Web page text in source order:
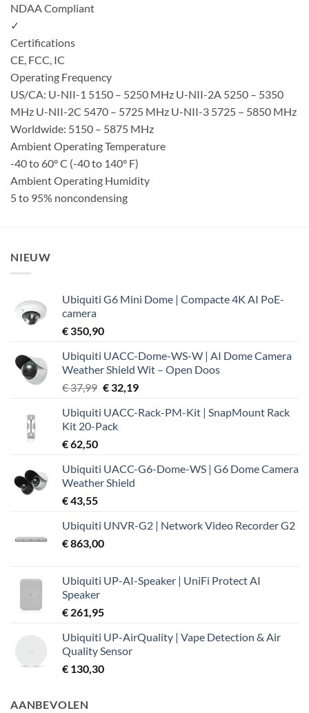
NDAA Compliant
✓
Certifications
CE, FCC, IC
Operating Frequency
US/CA: U-NII-1 5150 – 5250 MHz U-NII-2A 5250 – 5350
MHz U-NII-2C 5470 – 5725 MHz U-NII-3 5725 – 5850 MHz
Worldwide: 5150 – 5875 MHz
Ambient Operating Temperature
-40 to 60° C (-40 to 140° F)
Ambient Operating Humidity
5 to 95% noncondensing
NIEUW
Ubiquiti G6 Mini Dome | Compacte 4K AI PoE-
camera
€ 350,90
Ubiquiti UACC-Dome-WS-W | AI Dome Camera
Weather Shield Wit – Open Doos
€37,99 Oorspronkelijke
was:
€ 37,99.
€32,19Huidige
is:
Ubiquiti UACC-Rack-PM-Kit | SnapMount Rack
Kit 20-Pack
€62,50
Ubiquiti UACC-G6-Dome-WS | G6 Dome Camera
Weather Shield
€43,55
Ubiquiti UNVR-G2 | Network Video Recorder G2
€863,00
Ubiquiti UP-AI-Speaker | UniFi Protect AI
Speaker
€ 261,95
Ubiquiti UP-AirQuality | Vape Detection & Air
Quality Sensor
€ 130,30
AANBEVOLEN